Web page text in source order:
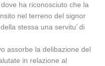
ha riconosciuto che la
nel terreno del signor
stessa una servitu’ di
assorbe la delibazione del
in relazione al